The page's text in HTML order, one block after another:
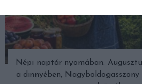
Népi naptár nyomában:
a dinnyében,